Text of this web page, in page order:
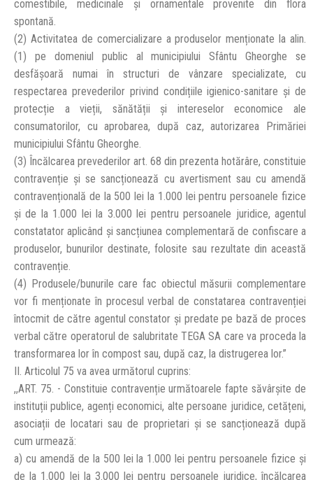
comestibile, medicinale și ornamentale provenite din flora
spontană.
(2) Activitatea de comercializare a produselor menționate la alin.
(1) pe domeniul public al municipiului Sfântu Gheorghe se
desfășoară numai în structuri de vânzare specializate, cu
respectarea prevederilor privind condițiile igienico-sanitare și de
protecție a vieții, sănătății și intereselor economice ale
consumatorilor, cu aprobarea, după caz, autorizarea Primăriei
municipiului Sfântu Gheorghe.
(3) Încălcarea prevederilor art. 68 din prezenta hotărâre, constituie
contravenție și se sancționează cu avertisment sau cu amendă
contravențională de la 500 lei la 1.000 lei pentru persoanele fizice
și de la 1.000 lei la 3.000 lei pentru persoanele juridice, agentul
constatator aplicând și sancțiunea complementară de confiscare a
produselor, bunurilor destinate, folosite sau rezultate din această
contravenție.
(4) Produsele/bunurile care fac obiectul măsurii complementare
vor fi menționate în procesul verbal de constatarea contravenției
întocmit de către agentul constator și predate pe bază de proces
verbal către operatorul de salubritate TEGA SA care va proceda la
transformarea lor în compost sau, după caz, la distrugerea lor.”
II. Articolul 75 va avea următorul cuprins:
,,ART. 75. - Constituie contravenție următoarele fapte săvârșite de
instituții publice, agenți economici, alte persoane juridice, cetățeni,
asociații de locatari sau de proprietari și se sancționează după
cum urmează:
a) cu amendă de la 500 lei la 1.000 lei pentru persoanele fizice și
de la 1.000 lei la 3.000 lei pentru persoanele juridice, încălcarea